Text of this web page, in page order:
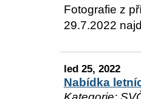
Fotografie z
29.7.2022
led 25, 2022
Nabídka